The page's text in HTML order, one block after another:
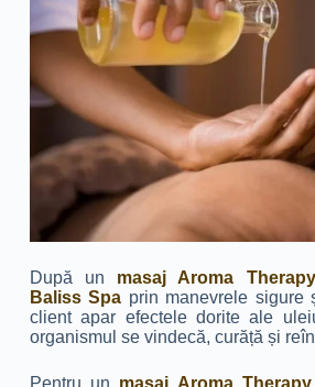
După un masaj Aroma
Baliss Spa prin manevrele sigure
client apar efectele dorite ale
organismul se vindecă, curăță și
Pentru un masaj Aroma Therapy